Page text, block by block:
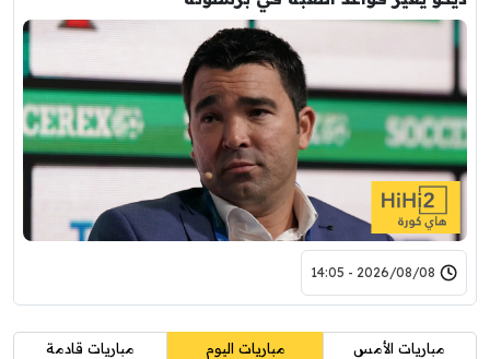
2026/08/08 - 14:05
مباريات الأمس مباريات اليوم مباريات قادمة